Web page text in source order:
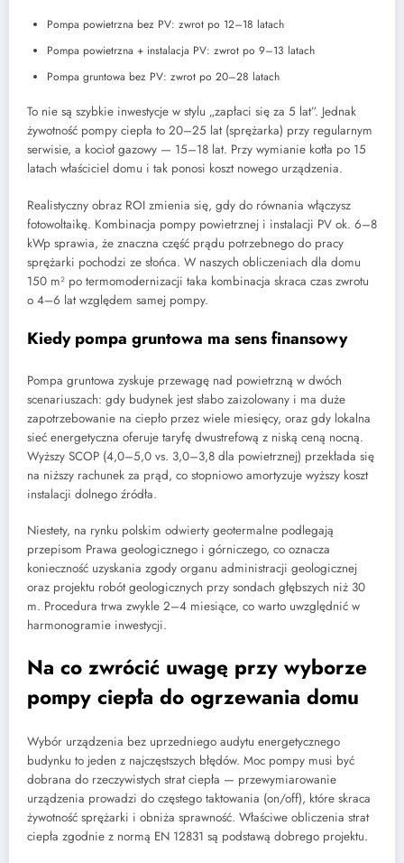
Pompa powietrzna bez PV: zwrot po 12–18 latach
Pompa powietrzna + instalacja PV: zwrot po 9–13 latach
Pompa gruntowa bez PV: zwrot po 20–28 latach
To nie są szybkie inwestycje w stylu „zapłaci się za 5 lat”. Jednak
żywotność pompy ciepła to 20–25 lat (sprężarka) przy regularnym
serwisie, a kocioł gazowy — 15–18 lat. Przy wymianie kotła po 15
latach właściciel domu i tak ponosi koszt nowego urządzenia.
Realistyczny obraz ROI zmienia się, gdy do równania włączysz
fotowoltaikę. Kombinacja pompy powietrznej i instalacji PV ok. 6–8
kWp sprawia, że znaczna część prądu potrzebnego do pracy
sprężarki pochodzi ze słońca. W naszych obliczeniach dla domu
150 m² po termomodernizacji taka kombinacja skraca czas zwrotu
o 4–6 lat względem samej pompy.
Kiedy pompa gruntowa ma sens finansowy
Pompa gruntowa zyskuje przewagę nad powietrzną w dwóch
scenariuszach: gdy budynek jest słabo zaizolowany i ma duże
zapotrzebowanie na ciepło przez wiele miesięcy, oraz gdy lokalna
sieć energetyczna oferuje taryfę dwustrefową z niską ceną nocną.
Wyższy SCOP (4,0–5,0 vs. 3,0–3,8 dla powietrznej) przekłada się
na niższy rachunek za prąd, co stopniowo amortyzuje wyższy koszt
instalacji dolnego źródła.
Niestety, na rynku polskim odwierty geotermalne podlegają
przepisom Prawa geologicznego i górniczego, co oznacza
konieczność uzyskania zgody organu administracji geologicznej
oraz projektu robót geologicznych przy sondach głębszych niż 30
m. Procedura trwa zwykle 2–4 miesiące, co warto uwzględnić w
harmonogramie inwestycji.
Na co zwrócić uwagę przy wyborze
pompy ciepła do ogrzewania domu
Wybór urządzenia bez uprzedniego audytu energetycznego
budynku to jeden z najczęstszych błędów. Moc pompy musi być
dobrana do rzeczywistych strat ciepła — przewymiarowanie
urządzenia prowadzi do częstego taktowania (on/off), które skraca
żywotność sprężarki i obniża sprawność. Właściwe obliczenia strat
ciepła zgodnie z normą EN 12831 są podstawą dobrego projektu.